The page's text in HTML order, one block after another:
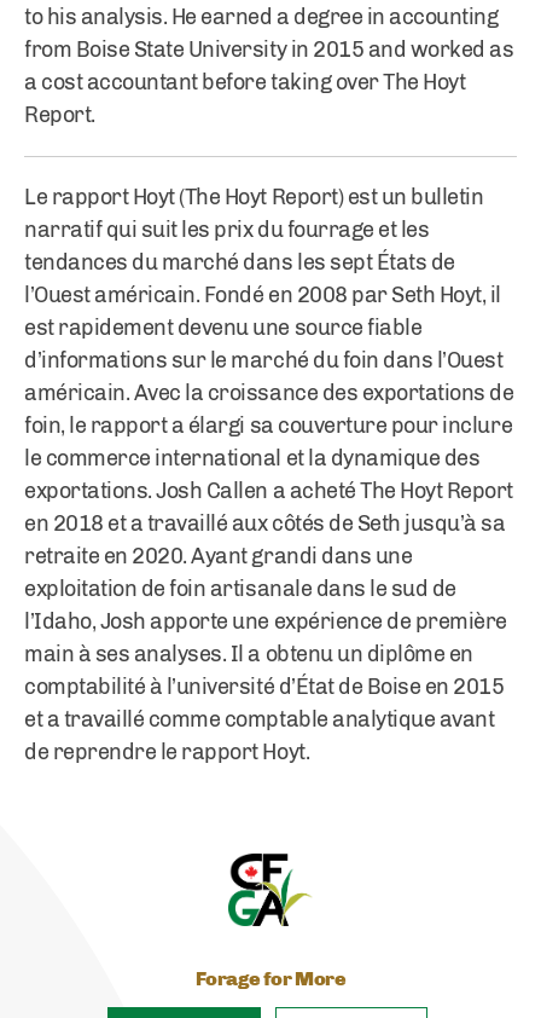
to his analysis. He earned a degree in accounting
from Boise State University in 2015 and worked as
a cost accountant before taking over The Hoyt
Report.
Le rapport Hoyt (The Hoyt Report) est un bulletin
narratif qui suit les prix du fourrage et les
tendances du marché dans les sept États de
l’Ouest américain. Fondé en 2008 par Seth Hoyt, il
est rapidement devenu une source fiable
d’informations sur le marché du foin dans l’Ouest
américain. Avec la croissance des exportations de
foin, le rapport a élargi sa couverture pour inclure
le commerce international et la dynamique des
exportations. Josh Callen a acheté The Hoyt Report
en 2018 et a travaillé aux côtés de Seth jusqu’à sa
retraite en 2020. Ayant grandi dans une
exploitation de foin artisanale dans le sud de
l’Idaho, Josh apporte une expérience de première
main à ses analyses. Il a obtenu un diplôme en
comptabilité à l’université d’État de Boise en 2015
et a travaillé comme comptable analytique avant
de reprendre le rapport Hoyt.
Forage for More